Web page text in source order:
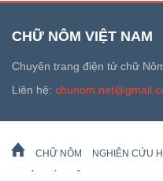
CHỮ NÔM VIỆT NAM
Chuyên trang điện tử chữ
Liên hệ:
CHỮ NÔM NGHIÊN CỨU